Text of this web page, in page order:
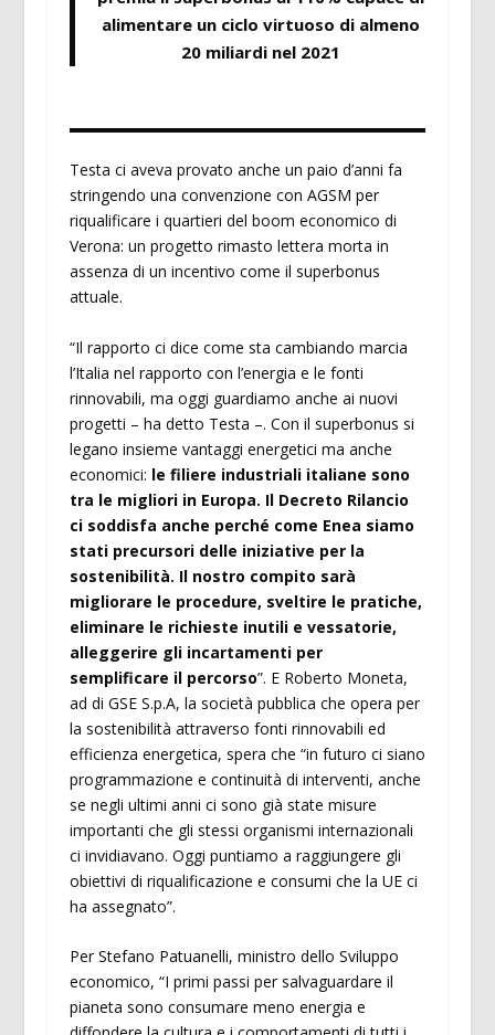
alimentare un ciclo virtuoso di almeno
20 miliardi nel 2021
Testa ci aveva provato anche un paio d’anni fa
stringendo una convenzione con AGSM per
riqualificare i quartieri del boom economico di
Verona: un progetto rimasto lettera morta in
assenza di un incentivo come il superbonus
attuale.
“Il rapporto ci dice come sta cambiando marcia
l’Italia nel rapporto con l’energia e le fonti
rinnovabili, ma oggi guardiamo anche ai nuovi
progetti – ha detto Testa –. Con il superbonus si
legano insieme vantaggi energetici ma anche
economici: le filiere industriali italiane sono
tra le migliori in Europa. Il Decreto Rilancio
ci soddisfa anche perché come Enea siamo
stati precursori delle iniziative per la
sostenibilità. Il nostro compito sarà
migliorare le procedure, sveltire le pratiche,
eliminare le richieste inutili e vessatorie,
alleggerire gli incartamenti per
semplificare il percorso”. E Roberto Moneta,
ad di GSE S.p.A, la società pubblica che opera per
la sostenibilità attraverso fonti rinnovabili ed
efficienza energetica, spera che “in futuro ci siano
programmazione e continuità di interventi, anche
se negli ultimi anni ci sono già state misure
importanti che gli stessi organismi internazionali
ci invidiavano. Oggi puntiamo a raggiungere gli
obiettivi di riqualificazione e consumi che la UE ci
ha assegnato”.
Per Stefano Patuanelli, ministro dello Sviluppo
economico, “I primi passi per salvaguardare il
pianeta sono consumare meno energia e